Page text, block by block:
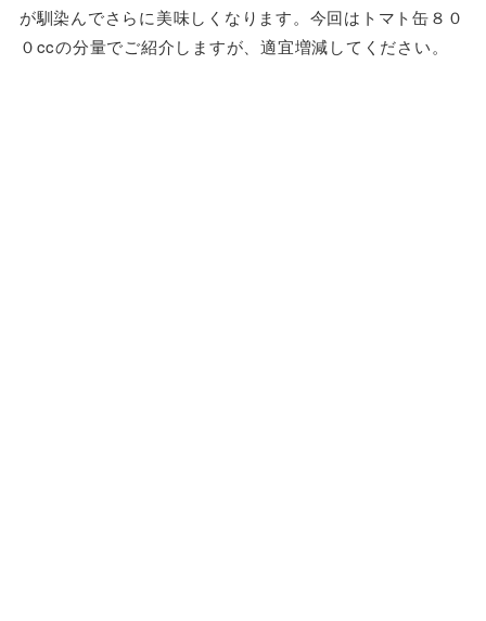
が馴染んでさらに美味しくなります。今回はトマト缶８０
０ccの分量でご紹介しますが、適宜増減してください。